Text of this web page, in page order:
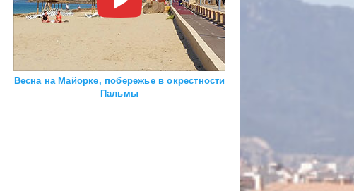
Весна на Майорке, побережье в окрестности
Пальмы